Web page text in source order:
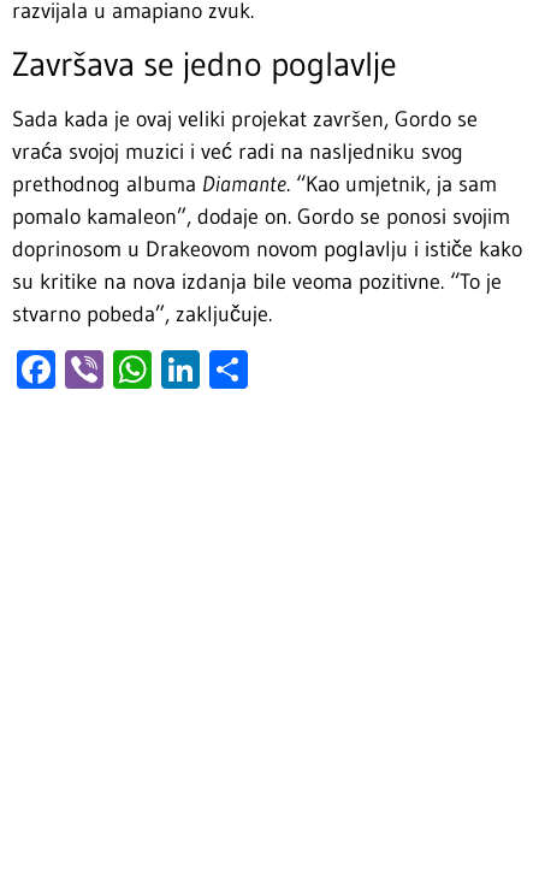
razvijala u amapiano zvuk.
Završava se jedno poglavlje
Sada kada je ovaj veliki projekat završen, Gordo se
vraća svojoj muzici i već radi na nasljedniku svog
prethodnog albuma Diamante. “Kao umjetnik, ja sam
pomalo kamaleon”, dodaje on. Gordo se ponosi svojim
doprinosom u Drakeovom novom poglavlju i ističe kako
su kritike na nova izdanja bile veoma pozitivne. “To je
stvarno pobeda”, zaključuje.
Facebook
ViberWhatsApp
LinkedIn